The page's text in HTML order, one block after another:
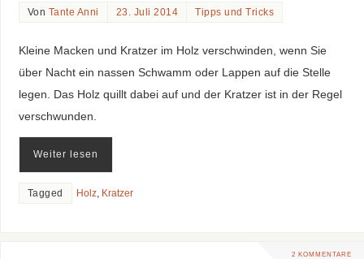
Von Tante Anni 23. Juli 2014 Tipps und Tricks
Kleine Macken und Kratzer im Holz verschwinden, wenn Sie
über Nacht ein nassen Schwamm oder Lappen auf die Stelle
legen. Das Holz quillt dabei auf und der Kratzer ist in der Regel
verschwunden.
Weiter lesen
Tagged Holz, Kratzer
2 KOMMENTARE